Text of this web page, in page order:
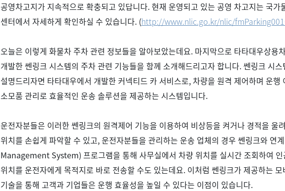
공영차고지가 지속적으로 확충되고 있답니다.현재 운영되고 있는 공영 차고지는 국가
센터에서 자세하게 확인하실 수 있습니다. (http://www.nlic.go.kr/nlic/
오늘은 이렇게 화물차 주차 관련 정보들을 알아보았는데요. 마지막으로 타타대우상용
개발한 쎈링크 시스템의 주차 관련 기능들을 함께 소개해드리고자 합니다.쎈링크 시
설명드리자면 타타대우에서 개발한 커넥티드 카 서비스로, 차량을 원격 제어하며 운행
소모품 관리로 효율적인 운송 솔루션을 제공하는 시스템입니다.
운전자분들은 이러한 쎈링크의 원격제어 기능을 이용하여 비상등을 켜거나 경적을 울
위치를 손쉽게 파악할 수 있고,운전자분들을 관리하는 운송 업체의 경우 쎈링크와 연
Management System) 프로그램을 통해 사무실에서 차량 위치를 실시간 조회하여
위치를 운전자에게 목적지로 바로 전송할 수도 있는데요. 이처럼 쎈링크가 제공하는
기술을 통해 고객과 기업들은 운행 효율성을 높일 수 있다는 이점이 있습니다.